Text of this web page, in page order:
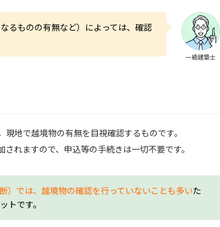
一級建築士
るものの有無など）によっては、確認
地で越境物の有無を目視確認するものです。
れますので、申込等の手続きは一切不要です。
）では、越境物の確認を行っていないことも多いた
トです。